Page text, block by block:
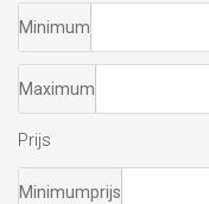
Minimum
Maximum
Prijs
Minimumprijs